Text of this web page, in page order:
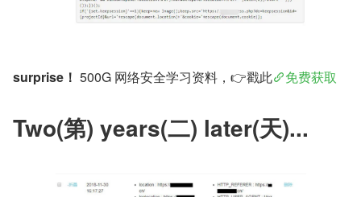
surprise！ 500G 网络安全学习资料，👉戳此 免费获取
Two(第) years(二) later(天)...